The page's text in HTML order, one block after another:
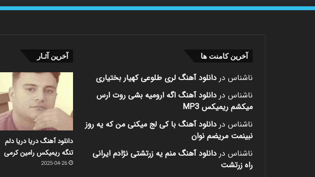
آخرین کامنت ها
ناشناس در دانلود آهنگ لری طلوعی کهیار بختیاری
ناشناس در دانلود آهنگ اگه ارومیه بشی روت ارس
میکشم ریمیکس MP3
ناشناس در دانلود آهنگ با کی لج میکنی من که یه روز
نبینمت مریضم نوان
ناشناس در دانلود آهنگ منم یه زرتشتی نژادم ایرانی
راه زرتشت
آخرین آثـار
دانلود آهنگ دریا دریا دلم
تنگه ریمیکس رامین کرمی
2025-04-26